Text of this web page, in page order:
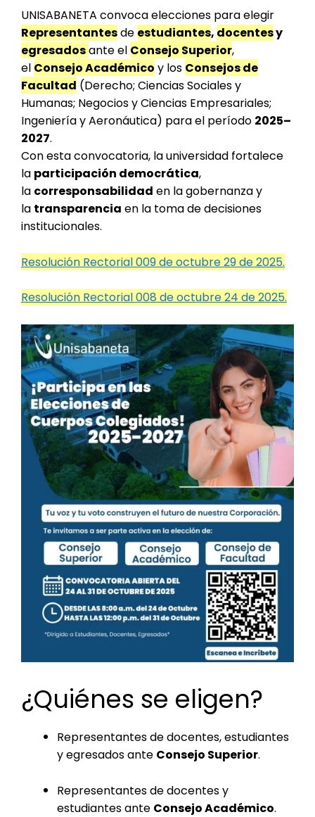
UNISABANETA convoca elecciones para elegir
Representantesde estudiantes, docentesy
egresadosante el Consejo Superior,
el Consejo Académico y los Consejos de
Facultad (Derecho; Ciencias Sociales y
Humanas; Negocios y Ciencias Empresariales;
Ingeniería y Aeronáutica) para el período 2025–
2027.
Con esta convocatoria, la universidad fortalece
la participación democrática,
la corresponsabilidad en la gobernanza y
la transparencia en la toma de decisiones
institucionales.
Resolución Rectorial 009 de octubre 29 de 2025.
Resolución Rectorial 008 de octubre 24 de 2025.
¿Quiénes se eligen?
Representantes de docentes, estudiantes
y egresados ante Consejo Superior.
Representantes de docentes y
estudiantes ante Consejo Académico.